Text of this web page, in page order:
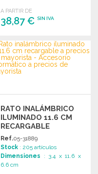
dispositivos.
A PARTIR DE
38,87 €SIN IVA
PEDIR
Solicitar un presupuesto
RATO INALÁMBRICO
ILUMINADO 11.6 CM
RECARGABLE
Ref.05-31889
Stock : 205 artículos
Dimensiones : 3.4 x 11.6 x
6.6 cm